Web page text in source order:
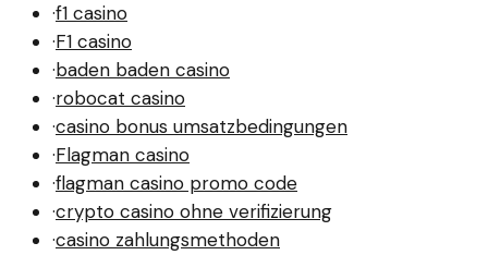
·f1 casino
·F1 casino
·baden baden casino
·robocat casino
·casino bonus umsatzbedingungen
·Flagman casino
·flagman casino promo code
·crypto casino ohne verifizierung
·casino zahlungsmethoden